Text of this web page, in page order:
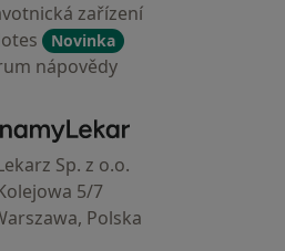
zařízení
Novinka
nápovědy
ZnamyLekar - Hlavní stránka
Sp. z o.o.
5/7
Polska